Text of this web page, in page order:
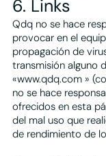
6. Links
Qdq no se hace
provocar en el
propagación de
transmisión alguno
«www.qdq.com »
no se hace
ofrecidos en esta
del mal uso que
de rendimiento de